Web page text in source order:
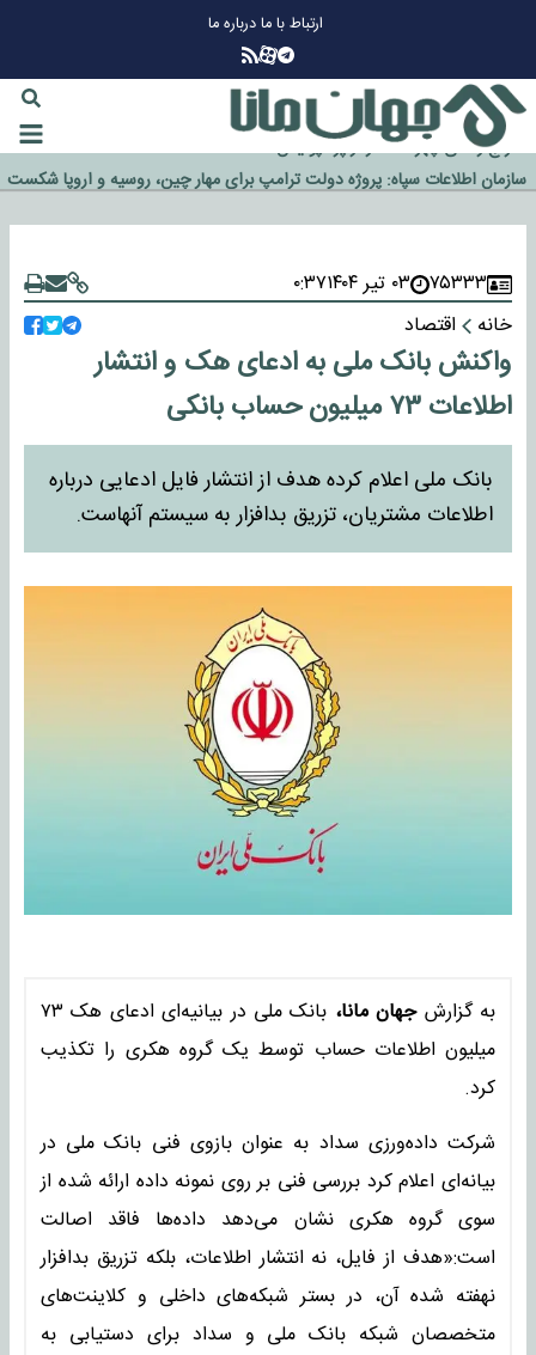
ارتباط با مادرباره ما
گزینه جدایی اوسمار روی میز مدیران پرسپولیس
آیا رئیس جمهور آمریکا قانون را دور می‌زند؟
اخراج رسمی چهره نامدار از پرسپولیس
سازمان اطلاعات سپاه: پروژه دولت ترامپ برای مهار چین، روسیه و اروپا شکست
خورد
۷۵۳۳۳ ۰۳ تیر ۱۴۰۴
۰:۳۷
خانه
اقتصاد
واکنش بانک ملی به ادعای هک و انتشار
اطلاعات ۷۳ میلیون حساب بانکی
بانک ملی اعلام کرده هدف از انتشار فایل ادعایی درباره
اطلاعات مشتریان، تزریق بدافزار به سیستم آنهاست.
به گزارشجهان مانا،
بانک ملی در بیانیه‌ای ادعای هک ۷۳
میلیون اطلاعات حساب توسط یک گروه هکری را تکذیب
کرد.
شرکت داده‌ورزی سداد به عنوان بازوی فنی بانک ملی در
بیانه‌ای اعلام کرد بررسی فنی بر روی نمونه داده ارائه شده از
سوی گروه هکری نشان می‌دهد داده‌ها فاقد اصالت
است:«هدف از فایل، نه انتشار اطلاعات، بلکه تزریق بدافزار
نهفته شده آن، در بستر شبکه‌های داخلی و کلاینت‌های
متخصصان شبکه بانک ملی و سداد برای دستیابی به